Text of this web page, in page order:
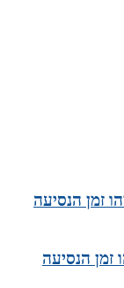
זמן הנסיעה
הנסיעה